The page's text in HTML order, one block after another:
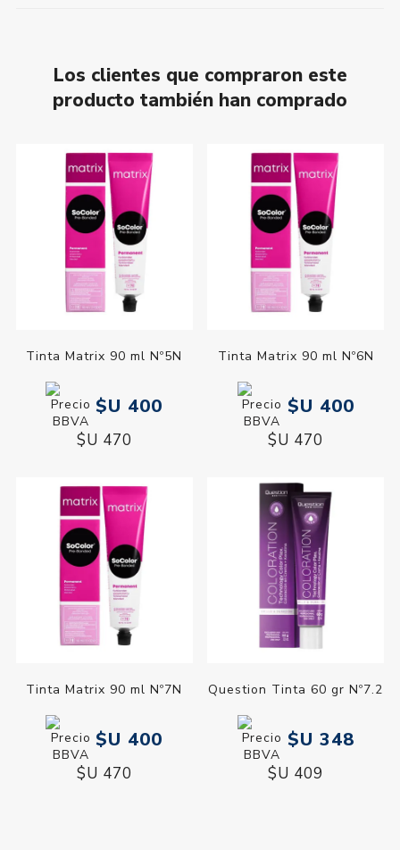
Los clientes que compraron este
producto también han comprado
Tinta Matrix 90 ml Nº5N
$U 400
$U 470
Tinta Matrix 90 ml Nº6N
$U 400
$U 470
Tinta Matrix 90 ml Nº7N
$U 400
$U 470
Question Tinta 60 gr Nº7.2
$U 348
$U 409